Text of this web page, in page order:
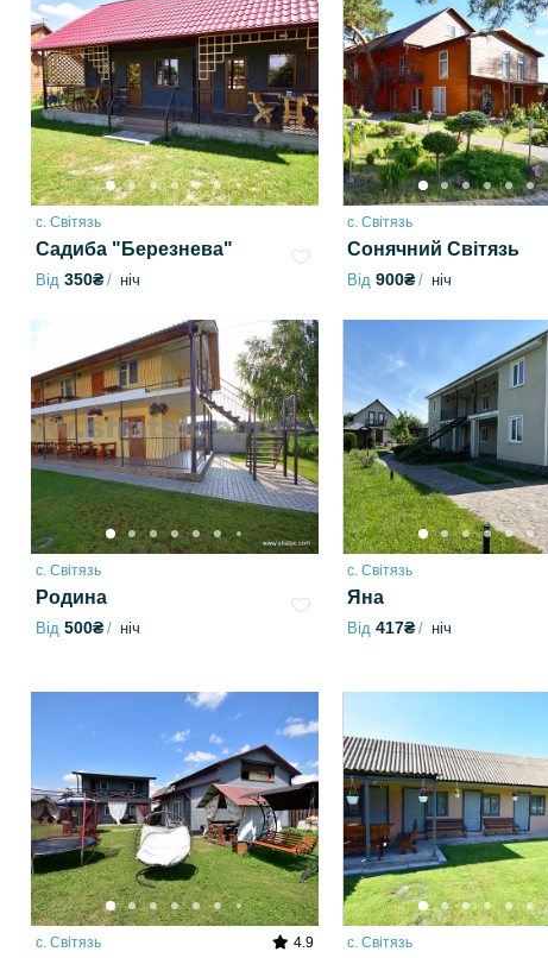
с. Світязь
Садиба "Березнева"
Від 350₴ ніч
с. Світязь
Сонячний Світязь
Від 900₴ ніч
с. Світязь
Родина
Від 500₴ ніч
с. Світязь
Яна
Від 417₴ ніч
с. Світязь 4.9 с. Світязь